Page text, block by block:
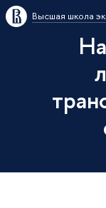
Высшая школа